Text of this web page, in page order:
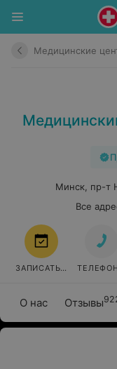
Медицинские
О нас Отзывы
Минск, пр-т
Все
ЗАПИСАТЬСЯ